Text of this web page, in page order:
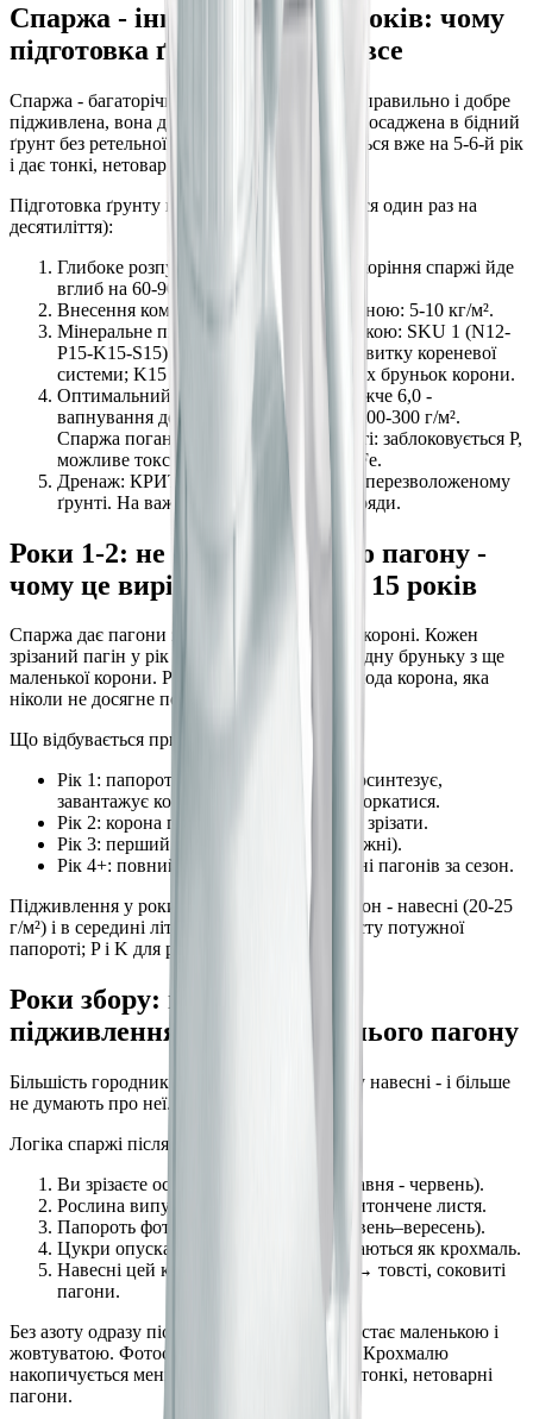
Спаржа - інвестиція на 15 років: чому
підготовка ґрунту вирішує все
Спаржа - багаторічна культура. Посаджена правильно і добре
підживлена, вона дає врожай 15-20 років. Посаджена в бідний
ґрунт без ретельної підготовки - виснажується вже на 5-6-й рік
і дає тонкі, нетоварні пагони.
Підготовка ґрунту перед посадкою (робиться один раз на
десятиліття):
Глибоке розпушування на 50-60 см - коріння спаржі йде
вглиб на 60-90 см.
Внесення компосту або перепрілого гною: 5-10 кг/м².
Мінеральне підживлення перед посадкою: SKU 1 (N12-
P15-K15-S15) - 30-40 г/м². P15 для розвитку кореневої
системи; K15 для формування щільних бруньок корони.
Оптимальний pH: 6,5-7,5. При pH нижче 6,0 -
вапнування доломітовим борошном 200-300 г/м².
Спаржа погано росте в кислому ґрунті: заблоковується P,
можливе токсичне накопичення Al і Fe.
Дренаж: КРИТИЧНО. Корона гниє у перезволоженому
ґрунті. На важких ґрунтах - підняті гряди.
Роки 1-2: не зрізати жодного пагону -
чому це вирішує врожай на 15 років
Спаржа дає пагони з бруньок на кореневій короні. Кожен
зрізаний пагін у рік 1-2 назавжди видаляє одну бруньку з ще
маленької корони. Результат - підірвана молода корона, яка
ніколи не досягне повного потенціалу.
Що відбувається при терплячому підході:
Рік 1: папороть росте весь сезон, фотосинтезує,
завантажує корону вуглеводами. Не торкатися.
Рік 2: корона подвоюється. Знову - не зрізати.
Рік 3: перший обмежений збір (2-3 тижні).
Рік 4+: повний збір (6-8 тижнів). Сотні пагонів за сезон.
Підживлення у роки 1-2: SKU 1 двічі за сезон - навесні (20-25
г/м²) і в середині літа (20-25 г/м²). N для росту потужної
папороті; P і K для розвитку корони.
Роки збору: найважливіше
підживлення - після останнього пагону
Більшість городників підживлюють спаржу навесні - і більше
не думають про неї. Це критична помилка.
Логіка спаржі після збору:
Ви зрізаєте останній пагін (кінець травня - червень).
Рослина випускає папороть (fern) - витончене листя.
Папороть фотосинтезує все літо (червень–вересень).
Цукри опускаються в корону і зберігаються як крохмаль.
Навесні цей крохмаль мобілізується → товсті, соковиті
пагони.
Без азоту одразу після збору папороть виростає маленькою і
жовтуватою. Фотосинтез падає на 40-50%. Крохмалю
накопичується менше. Наступна весна дає тонкі, нетоварні
пагони.